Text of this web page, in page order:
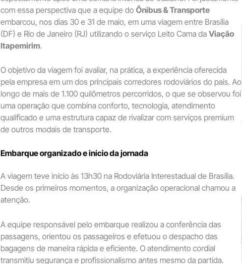
com essa perspectiva que a equipe do Ônibus & Transporte
embarcou, nos dias 30 e 31 de maio, em uma viagem entre Brasília
(DF) e Rio de Janeiro (RJ) utilizando o serviço Leito Cama da Viação
Itapemirim.
O objetivo da viagem foi avaliar, na prática, a experiência oferecida
pela empresa em um dos principais corredores rodoviários do país. Ao
longo de mais de 1.100 quilômetros percorridos, o que se observou foi
uma operação que combina conforto, tecnologia, atendimento
qualificado e uma estrutura capaz de rivalizar com serviços premium
de outros modais de transporte.
Embarque organizado e início da jornada
A viagem teve início às 13h30 na Rodoviária Interestadual de Brasília.
Desde os primeiros momentos, a organização operacional chamou a
atenção.
A equipe responsável pelo embarque realizou a conferência das
passagens, orientou os passageiros e efetuou o despacho das
bagagens de maneira rápida e eficiente. O atendimento cordial
transmitiu segurança e profissionalismo antes mesmo da partida.